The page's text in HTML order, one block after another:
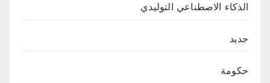
الذكاء الاصطناعي التوليدي
جديد
حكومة